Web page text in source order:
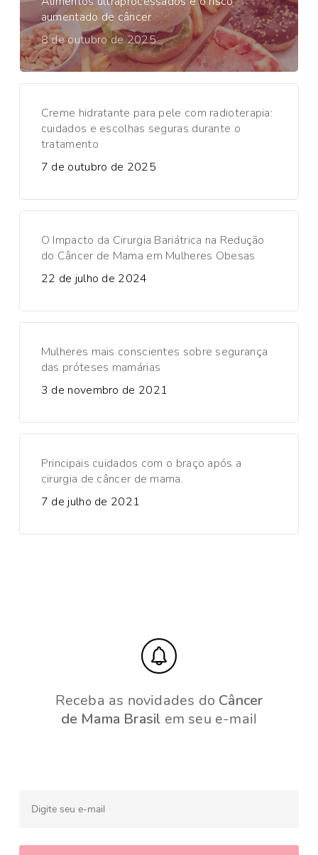
aumentado de câncer
8 de outubro de 2025
Creme hidratante para pele com radioterapia:
cuidados e escolhas seguras durante o
tratamento
7 de outubro de 2025
O Impacto da Cirurgia Bariátrica na Redução
do Câncer de Mama em Mulheres Obesas
22 de julho de 2024
Mulheres mais conscientes sobre segurança
das próteses mamárias
3 de novembro de 2021
Principais cuidados com o braço após a
cirurgia de câncer de mama.
7 de julho de 2021
Receba as novidades do Câncer
de Mama Brasil em seu e-mail